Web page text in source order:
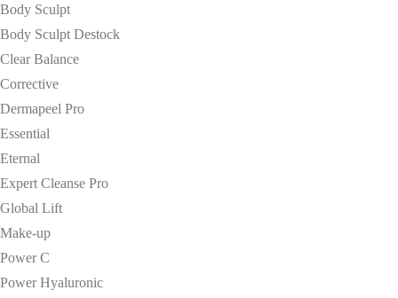
Body Sculpt
Body Sculpt Destock
Clear Balance
Corrective
Dermapeel Pro
Essential
Eternal
Expert Cleanse Pro
Global Lift
Make-up
Power C
Power Hyaluronic